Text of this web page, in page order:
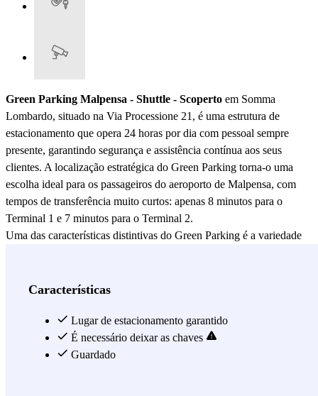
Green Parking Malpensa - Shuttle - Scoperto em Somma
Lombardo, situado na Via Processione 21, é uma estrutura de
estacionamento que opera 24 horas por dia com pessoal sempre
presente, garantindo segurança e assistência contínua aos seus
clientes. A localização estratégica do Green Parking torna-o uma
escolha ideal para os passageiros do aeroporto de Malpensa, com
tempos de transferência muito curtos: apenas 8 minutos para o
Terminal 1 e 7 minutos para o Terminal 2.
Uma das características distintivas do Green Parking é a variedade
diversas necessidades dos viajantes. Além disso, o estacionamento
veículos que podem utilizar seus serviços.
Na chegada, os clientes são recebidos numa área de recepção
coberta. O processo de aceitação rápido permite economizar tempo
Características
Lugar de estacionamento garantido
É necessário deixar as chaves
Guardado